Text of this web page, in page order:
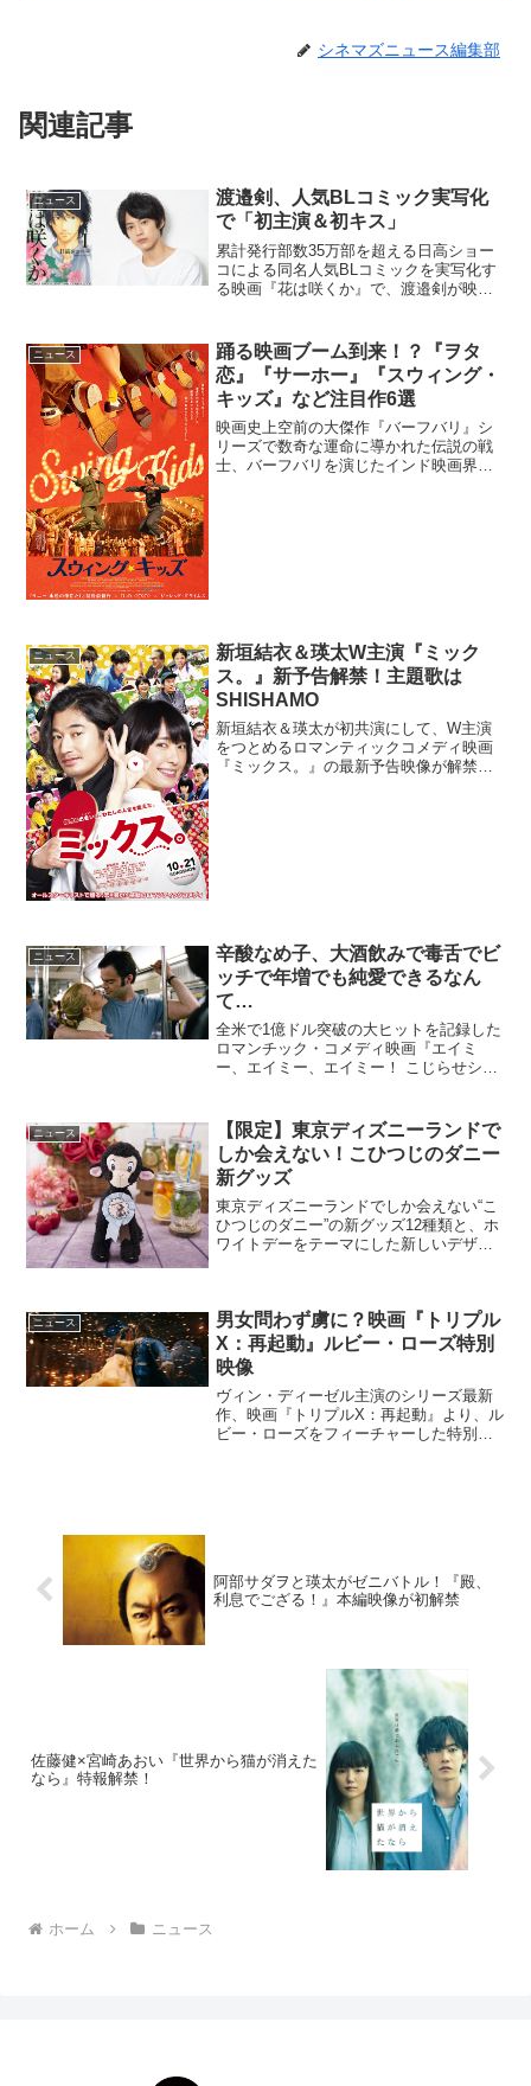
シネマズニュース編集部
関連記事
ニュース
渡邉剣、人気BLコミック実写化
で「初主演＆初キス」
累計発行部数35万部を超える日高ショー
コによる同名人気BLコミックを実写化す
る映画『花は咲くか』で、渡邉剣が映画
画化広告代理店勤務の桜井和明は、CMの
撮影で美しい日本...
ニュース
踊る映画ブーム到来！？『ヲタ
恋』『サーホー』『スウィング・
キッズ』など注目作6選
映画史上空前の大傑作『バーフバリ』シ
リーズで数奇な運命に導かれた伝説の戦
士、バーフバリを演じたインド映画界の
ニュース
新垣結衣＆瑛太W主演『ミック
ス。』新予告解禁！主題歌は
SHISHAMO
新垣結衣＆瑛太が初共演にして、W主演
をつとめるロマンティックコメディ映画
『ミックス。』の最新予告映像が解禁と
ニュース
辛酸なめ子、大酒飲みで毒舌でビ
ッチで年増でも純愛できるなん
て…
全米で1億ドル突破の大ヒットを記録した
ロマンチック・コメディ映画『エイミ
ー、エイミー、エイミー！ こじらせシン
マズに到着した。映画『エイミー、エイ
ミー、エイミー！ こじ...
ニュース
【限定】東京ディズニーランドで
しか会えない！こひつじのダニー
新グッズ
東京ディズニーランドでしか会えない“こ
ひつじのダニー”の新グッズ12種類と、ホ
ワイトデーをテーマにした新しいデザイ
登場し...
ニュース
男女問わず虜に？映画『トリプル
X：再起動』ルビー・ローズ特別
映像
ヴィン・ディーゼル主演のシリーズ最新
作、映画『トリプルX：再起動』より、ル
ビー・ローズをフィーチャーした特別映
阿部サダヲと瑛太がゼニバトル！『殿、
利息でござる！』本編映像が初解禁
佐藤健×宮崎あおい『世界から猫が消えた
なら』特報解禁！
ホーム ニュース